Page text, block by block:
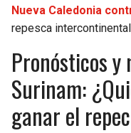
Nueva Caledonia
repesca
Pronósticos y
Surinam:
ganar el